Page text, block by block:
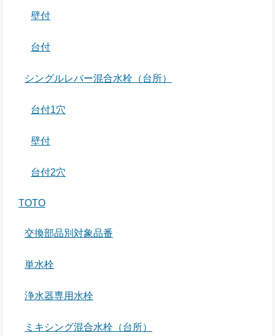
壁付
台付
シングルレバー混合水栓（台所）
台付1穴
壁付
台付2穴
TOTO
交換部品別対象品番
単水栓
浄水器専用水栓
ミキシング混合水栓（台所）